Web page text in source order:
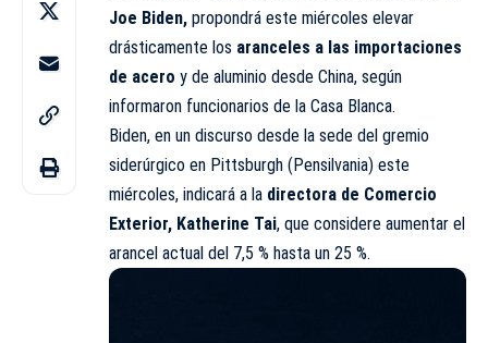
Joe Biden, propondrá este miércoles elevar
drásticamente los aranceles a las importaciones
de acero y de aluminio desde China, según
informaron funcionarios de la Casa Blanca.
Biden, en un discurso desde la sede del gremio
siderúrgico en Pittsburgh (Pensilvania) este
miércoles, indicará a la directora de Comercio
Exterior, Katherine Tai, que considere aumentar el
arancel actual del 7,5 % hasta un 25 %.